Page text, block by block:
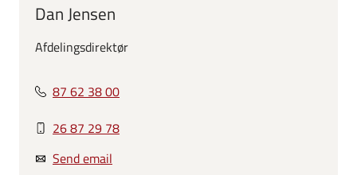
Dan Jensen
Afdelingsdirektør
87 62 38 00
26 87 29 78
Send email